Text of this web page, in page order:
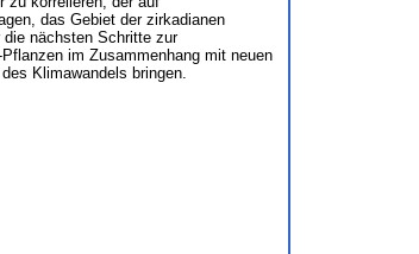
das Gebiet der zirkadianen
nächsten Schritte zur
im Zusammenhang mit neuen
Klimawandels bringen.